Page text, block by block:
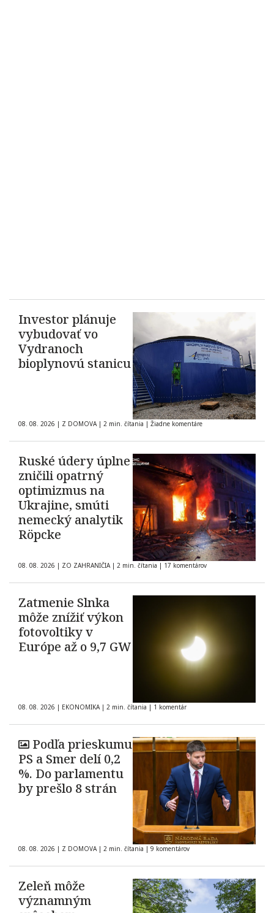
Investor plánuje
vybudovať vo
Vydranoch
bioplynovú stanicu
08. 08. 2026 | Z DOMOVA | 2 min. čítania | Žiadne komentáre
Ruské údery úplne
zničili opatrný
optimizmus na
Ukrajine, smúti
nemecký analytik
Röpcke
08. 08. 2026 | ZO ZAHRANIČIA | 2 min. čítania | 17 komentárov
Zatmenie Slnka
môže znížiť výkon
fotovoltiky v
Európe až o 9,7 GW
08. 08. 2026 | EKONOMIKA | 2 min. čítania | 1 komentár
Podľa prieskumu
PS a Smer delí 0,2
%. Do parlamentu
by prešlo 8 strán
08. 08. 2026 | Z DOMOVA | 2 min. čítania | 9 komentárov
Zeleň môže
významným